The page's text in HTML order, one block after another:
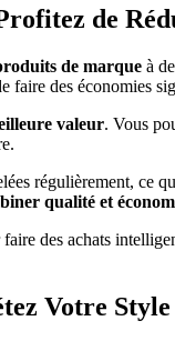
de
de marque à
faire des économies
valeur. Vous
régulièrement, ce
qualité et
des achats
Votre